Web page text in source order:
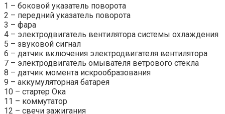
1 – боковой указатель поворота
2 – передний указатель поворота
3 – фара
4 – электродвигатель вентилятора системы охлаждения
5 – звуковой сигнал
6 – датчик включения электродвигателя вентилятора
7 – электродвигатель омывателя ветрового стекла
8 – датчик момента искрообразования
9 – аккумуляторная батарея
10 – стартер Ока
11 – коммутатор
12 – свечи зажигания